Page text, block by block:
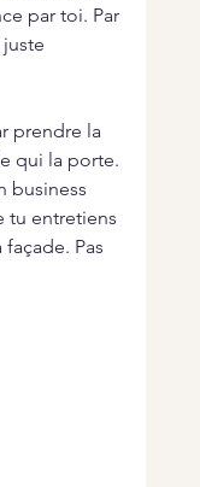
par toi. Par
prendre la
qui la porte.
business
tu entretiens
Pas